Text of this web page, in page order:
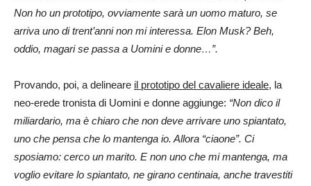
Non ho un prototipo, ovviamente sarà un uomo maturo, se
arriva uno di trent’anni non mi interessa. Elon Musk? Beh,
oddio, magari se passa a Uomini e donne…”.
Provando, poi, a delineare il prototipo del cavaliere ideale, la
neo-erede tronista di Uomini e donne aggiunge: “Non dico il
miliardario, ma è chiaro che non deve arrivare uno spiantato,
uno che pensa che lo mantenga io. Allora “ciaone”. Ci
sposiamo: cerco un marito. E non uno che mi mantenga, ma
voglio evitare lo spiantato, ne girano centinaia, anche travestiti